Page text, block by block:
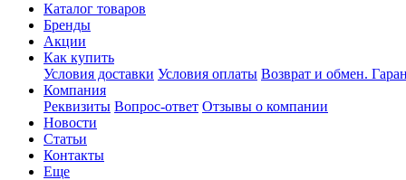
Каталог товаров
Бренды
Акции
Как купить
Условия доставки Условия оплаты Возврат и обмен.
Компания
Реквизиты Вопрос-ответ Отзывы о компании
Новости
Статьи
Контакты
Еще